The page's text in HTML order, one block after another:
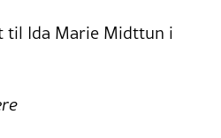
til Ida Marie Midttun i